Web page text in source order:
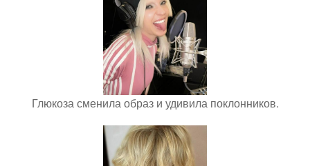
Глюкоза сменила образ и удивила поклонников.